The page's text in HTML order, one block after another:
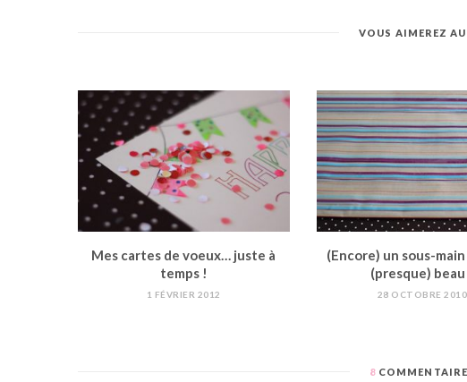
VOUS AIMEREZ
Mes cartes de voeux… juste à
temps !
1 FÉVRIER 2012
(Encore) un sous-main
(presque) beau
28 OCTOBRE 2010
8